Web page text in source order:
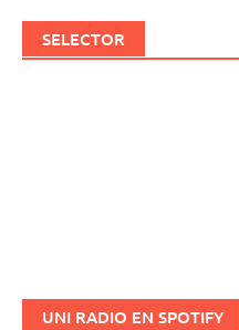
SELECTOR
UNI RADIO EN SPOTIFY